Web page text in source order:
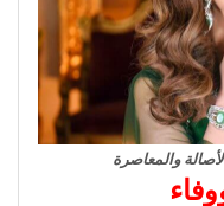
والمعاصرة